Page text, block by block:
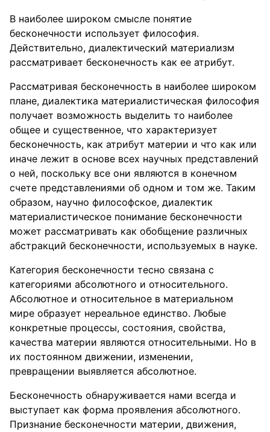
В наиболее широком смысле понятие
бесконечности использует философия.
Действительно, диалектический материализм
рассматривает бесконечность как ее атрибут.
Рассматривая бесконечность в наиболее широком
плане, диалектика материалистическая философия
получает возможность выделить то наиболее
общее и существенное, что характеризует
бесконечность, как атрибут материи и что как или
иначе лежит в основе всех научных представлений
о ней, поскольку все они являются в конечном
счете представлениями об одном и том же. Таким
образом, научно философское, диалектик
материалистическое понимание бесконечности
может рассматривать как обобщение различных
абстракций бесконечности, используемых в науке.
Категория бесконечности тесно связана с
категориями абсолютного и относительного.
Абсолютное и относительное в материальном
мире образует нереальное единство. Любые
конкретные процессы, состояния, свойства,
качества материи являются относительными. Но в
их постоянном движении, изменении,
превращении выявляется абсолютное.
Бесконечность обнаруживается нами всегда и
выступает как форма проявления абсолютного.
Признание бесконечности материи, движения,